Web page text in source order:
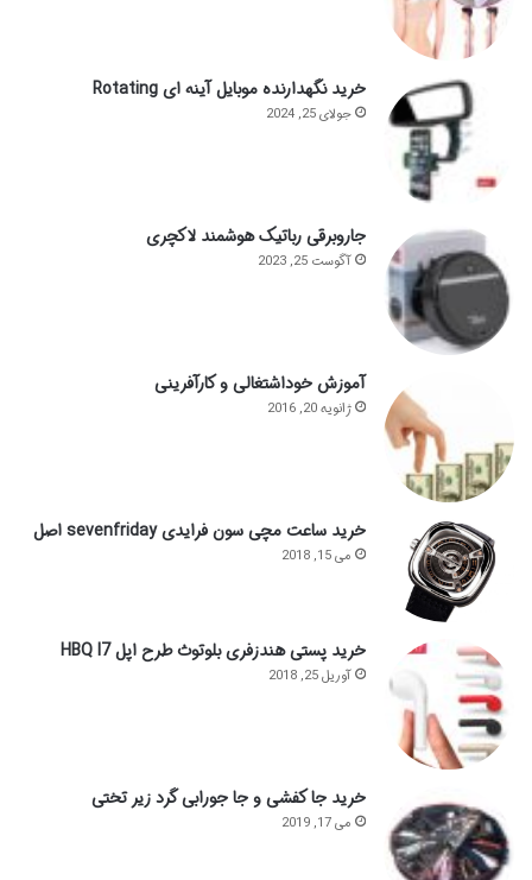
خرید نگهدارنده موبایل آینه ای Rotating
جولای 25, 2024
جاروبرقی رباتیک هوشمند لاکچری
آگوست 25, 2023
آموزش خوداشتغالی و کارآفرینی
ژانویه 20, 2016
خرید ساعت مچی سون فرایدی sevenfriday اصل
می 15, 2018
خرید پستی هندزفری بلوتوث طرح اپل HBQ I7
آوریل 25, 2018
خرید جا کفشی و جا جورابی گرد زیر تختی
می 17, 2019